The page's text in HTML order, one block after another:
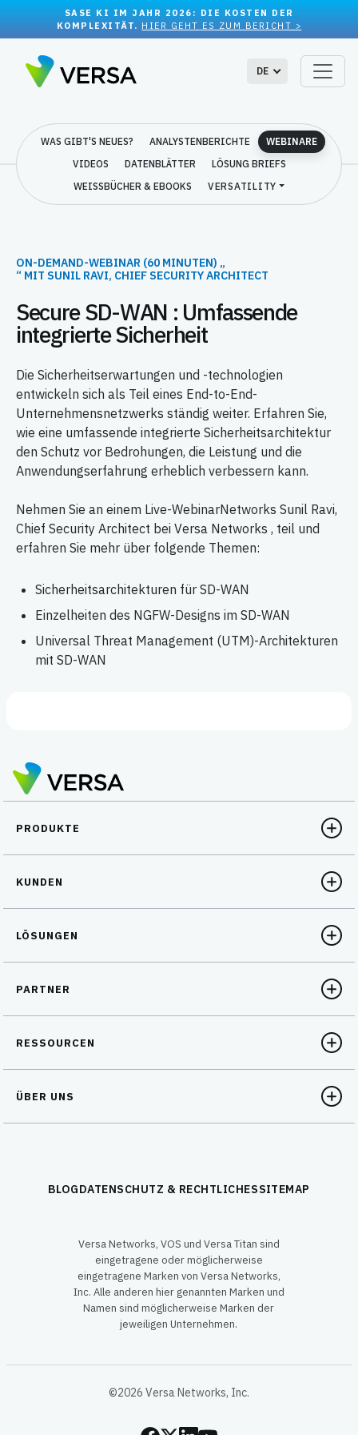
SASE KI IM JAHR 2026: DIE KOSTEN DER
KOMPLEXITÄT. HIER GEHT ES ZUM BERICHT >
DE
WAS GIBT'S NEUES? ANALYSTENBERICHTE
WEBINARE
VIDEOS
DATENBLÄTTER
LÖSUNG BRIEFS
WEISSBÜCHER & EBOOKS
VERSATILITY
ON-DEMAND-WEBINAR (60 MINUTEN) „
“ MIT SUNIL RAVI, CHIEF SECURITY ARCHITECT
Secure SD-WAN : Umfassende
integrierte Sicherheit
Die Sicherheitserwartungen und -technologien
entwickeln sich als Teil eines End-to-End-
Unternehmensnetzwerks ständig weiter. Erfahren Sie,
wie eine umfassende integrierte Sicherheitsarchitektur
den Schutz vor Bedrohungen, die Leistung und die
Anwendungserfahrung erheblich verbessern kann.
Nehmen Sie an einem Live-WebinarNetworks Sunil Ravi,
Chief Security Architect bei Versa Networks , teil und
erfahren Sie mehr über folgende Themen:
Sicherheitsarchitekturen für SD-WAN
Einzelheiten des NGFW-Designs im SD-WAN
Universal Threat Management (UTM)-Architekturen
mit SD-WAN
PRODUKTE
KUNDEN
LÖSUNGEN
PARTNER
RESSOURCEN
ÜBER UNS
BLOGDATENSCHUTZ & RECHTLICHESSITEMAP
Versa Networks, VOS und Versa Titan sind
eingetragene oder möglicherweise
eingetragene Marken von Versa Networks,
Inc. Alle anderen hier genannten Marken und
Namen sind möglicherweise Marken der
jeweiligen Unternehmen.
©2026 Versa Networks, Inc.